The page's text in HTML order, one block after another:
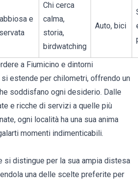
e
Chi cerca
calma,
storia,
birdwatching
Auto, bici
a Fiumicino e dintorni
si estende per chilometri, offrendo un
soddisfano ogni desiderio. Dalle
e ricche di servizi a quelle più
ogni località ha una sua anima
momenti indimenticabili.
si distingue per la sua ampia distesa
una delle scelte preferite per